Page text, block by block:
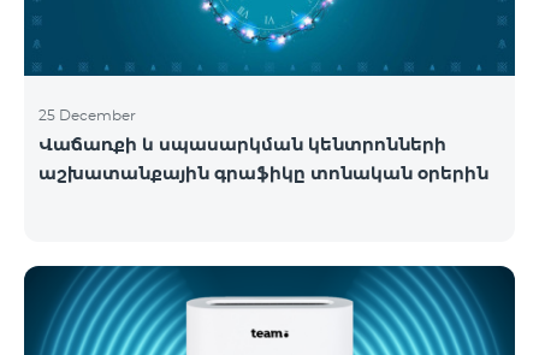
25 December
Վաճառքի և սպասարկման կենտրոնների
աշխատանքային գրաֆիկը տոնական օրերին